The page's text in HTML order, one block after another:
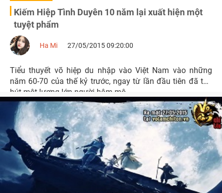
Kiếm Hiệp Tình Duyên 10 năm lại xuất hiện một
tuyệt phẩm
Ha Mi 27/05/2015 09:20:00
Tiểu thuyết võ hiệp du nhập vào Việt Nam vào những
năm 60-70 của thế kỷ trước, ngay từ lần đầu tiên đã thu
hút một lượng lớn người hâm mộ.